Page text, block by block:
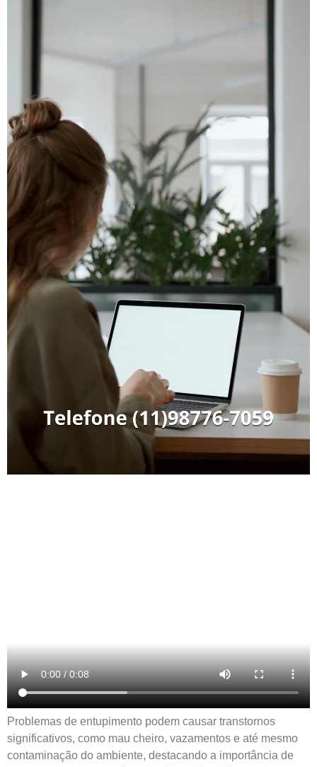
Problemas de entupimento podem causar transtornos
significativos, como mau cheiro, vazamentos e até mesmo
contaminação do ambiente, destacando a importância de